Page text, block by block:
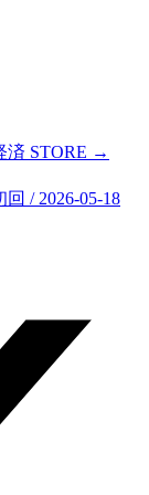
済 STORE →
回 / 2026-05-18